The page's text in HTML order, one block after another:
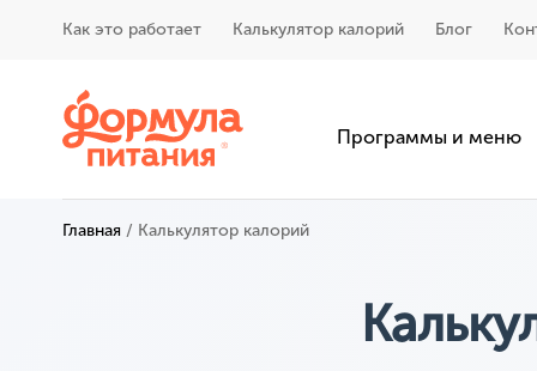
Как это работает Калькулятор калорий Блог
Программы и меню
Главная / Калькулятор калорий